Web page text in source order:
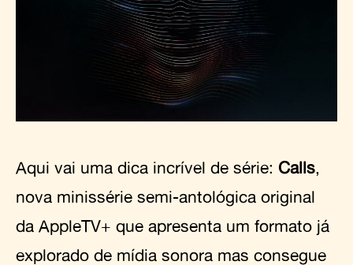
Aqui vai uma dica incrível de série: Calls
nova minissérie semi-antológica original
da AppleTV+ que apresenta um formato já
explorado de mídia sonora mas consegue